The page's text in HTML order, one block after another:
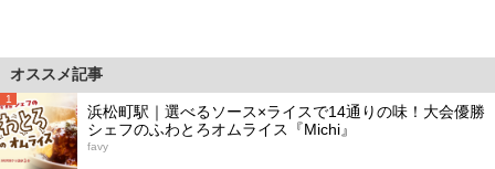
オススメ記事
1
浜松町駅｜選べるソース×ライスで14通りの味！大会優勝
シェフのふわとろオムライス『Michi』
favy